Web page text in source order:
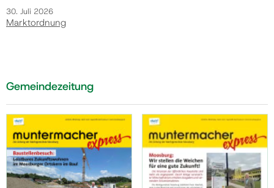
30. Juli 2026
Marktordnung
Gemeindezeitung